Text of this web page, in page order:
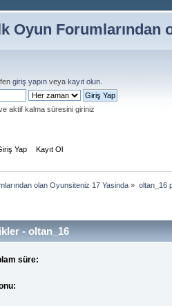
Oyun Forumlarından
giriş yapın veya kayıt olun
ve aktif kalma süresini giriniz
Yap Kayıt Ol
olan Oyunsiteniz 17 Yasinda » oltan_16
- oltan_16
süre: